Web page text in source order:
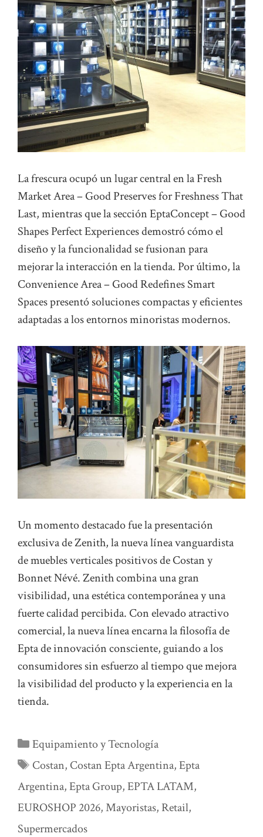
La frescura ocupó un lugar central en la Fresh
Market Area – Good Preserves for Freshness That
Last, mientras que la sección EptaConcept – Good
Shapes Perfect Experiences demostró cómo el
diseño y la funcionalidad se fusionan para
mejorar la interacción en la tienda. Por último, la
Convenience Area – Good Redefines Smart
Spaces presentó soluciones compactas y eficientes
adaptadas a los entornos minoristas modernos.
Un momento destacado fue la presentación
exclusiva de Zenith, la nueva línea vanguardista
de muebles verticales positivos de Costan y
Bonnet Névé. Zenith combina una gran
visibilidad, una estética contemporánea y una
fuerte calidad percibida. Con elevado atractivo
comercial, la nueva línea encarna la filosofía de
Epta de innovación consciente, guiando a los
consumidores sin esfuerzo al tiempo que mejora
la visibilidad del producto y la experiencia en la
tienda.
Categorías
Equipamiento y Tecnología
Etiquetas
Costan, Costan Epta Argentina,Epta
Argentina,Epta Group,EPTA LATAM,
EUROSHOP 2026,Mayoristas, Retail,
Supermercados